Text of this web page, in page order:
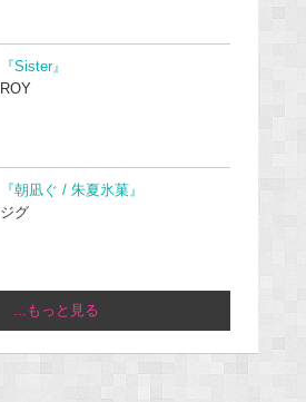
『Sister』
ROY
『朝凪ぐ / 朱夏氷菓』
ジグ
...もっと見る